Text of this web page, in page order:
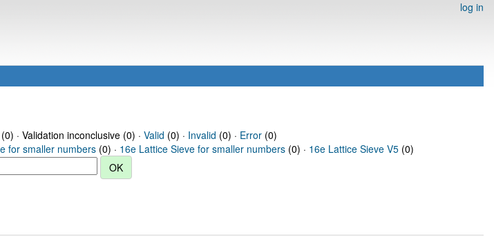
log in
(0) · Validation inconclusive (0) · Valid (0) · Invalid (0) · Error(0)
for smaller numbers (0) · 16e Lattice Sieve for smaller numbers (0) · 16e Lattice Sieve V5 (0)